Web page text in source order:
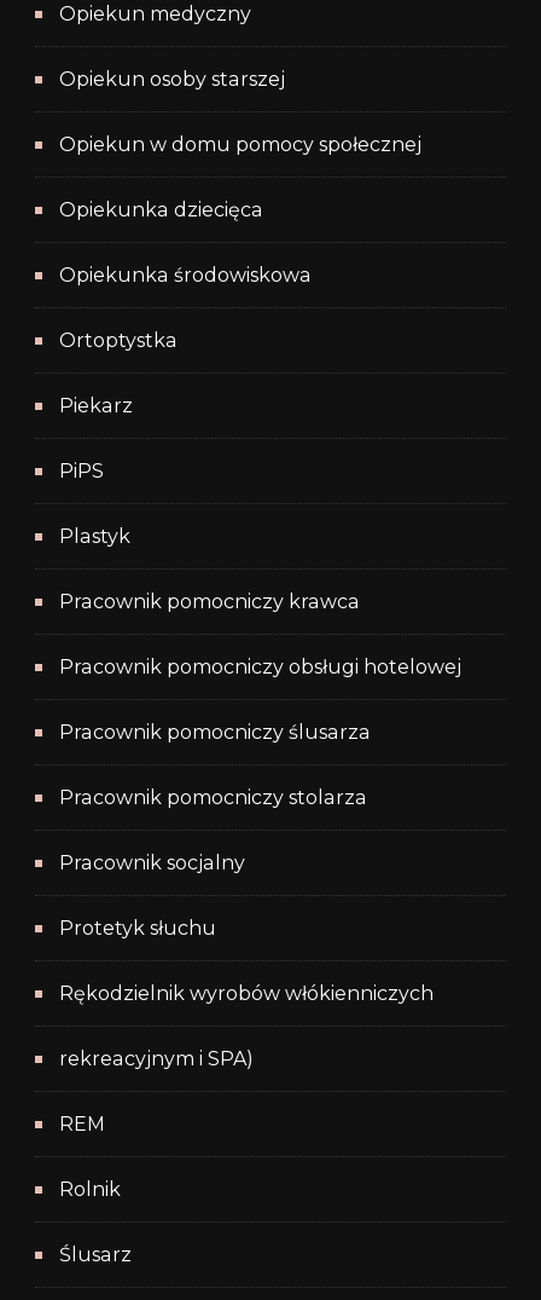
Opiekun medyczny
Opiekun osoby starszej
Opiekun w domu pomocy społecznej
Opiekunka dziecięca
Opiekunka środowiskowa
Ortoptystka
Piekarz
PiPS
Plastyk
Pracownik pomocniczy krawca
Pracownik pomocniczy obsługi hotelowej
Pracownik pomocniczy ślusarza
Pracownik pomocniczy stolarza
Pracownik socjalny
Protetyk słuchu
Rękodzielnik wyrobów włókienniczych
rekreacyjnym i SPA)
REM
Rolnik
Ślusarz